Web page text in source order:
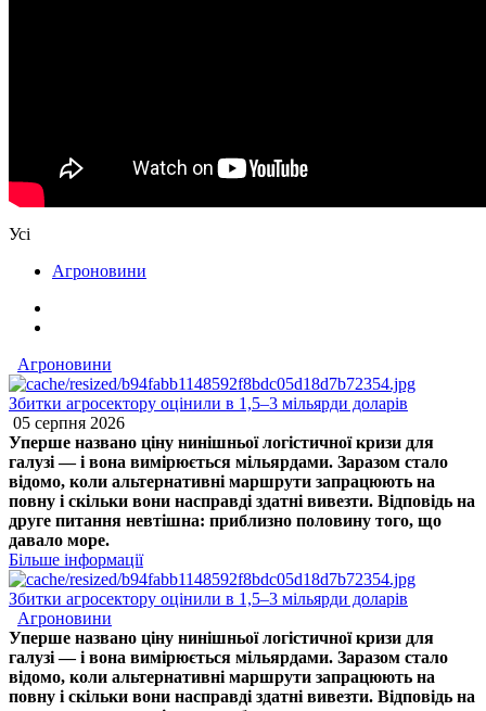
Усі
Агроновини
Агроновини
Збитки агросектору оцінили в 1,5–3 мільярди доларів
05 серпня 2026
Уперше названо ціну нинішньої логістичної кризи для
галузі — і вона вимірюється мільярдами. Заразом стало
відомо, коли альтернативні маршрути запрацюють на
повну і скільки вони насправді здатні вивезти. Відповідь на
друге питання невтішна: приблизно половину того, що
давало море.
Більше інформації
Збитки агросектору оцінили в 1,5–3 мільярди доларів
Агроновини
Уперше названо ціну нинішньої логістичної кризи для
галузі — і вона вимірюється мільярдами. Заразом стало
відомо, коли альтернативні маршрути запрацюють на
повну і скільки вони насправді здатні вивезти. Відповідь на